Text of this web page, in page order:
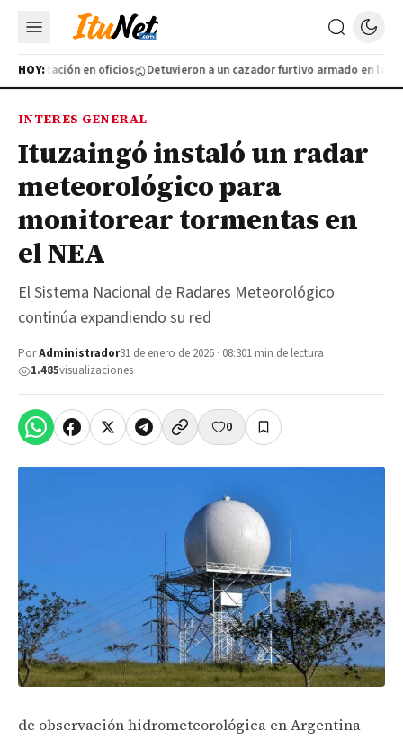
HOY: en oficios Detuvieron a un cazador furtivo armado en la Ruta
INTERES GENERAL
Ituzaingó instaló un radar
meteorológico para
monitorear tormentas en
el NEA
El Sistema Nacional de Radares Meteorológico
continúa expandiendo su red
PorAdministrador31 de enero de 2026 · 08:301 min de lectura
1.485visualizaciones
0
de observación hidrometeorológica en Argentina